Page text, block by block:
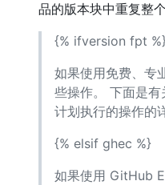
品的版本块中重复整个
{% ifversion fpt
如果使用免费、专
些操作。 下面是
计划执行的操作的
{% elsif ghec %}
如果使用 GitHub